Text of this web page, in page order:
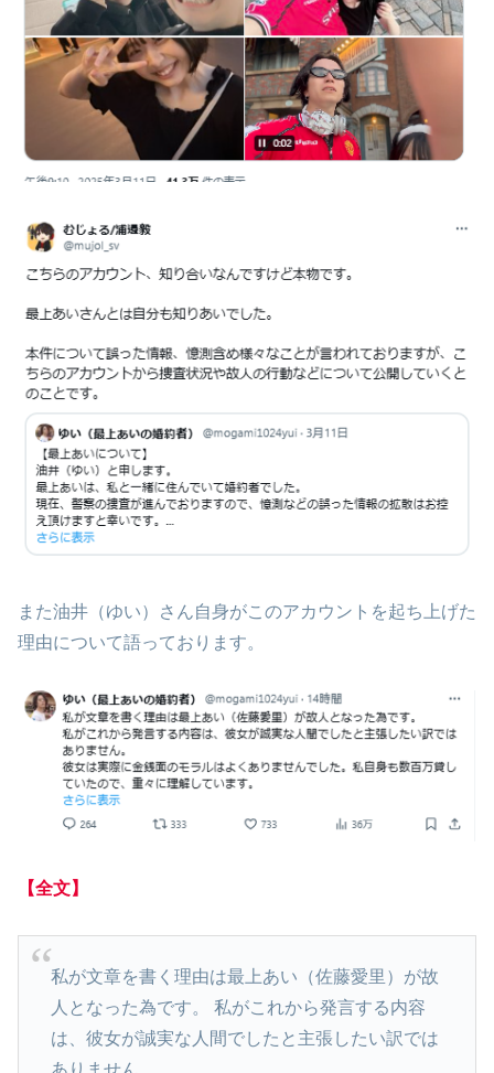
また油井（ゆい）さん自身がこのアカウントを起ち上げた
理由について語っております。
【全文】
私が文章を書く理由は最上あい（佐藤愛里）が故
人となった為です。 私がこれから発言する内容
は、彼女が誠実な人間でしたと主張したい訳では
ありません。